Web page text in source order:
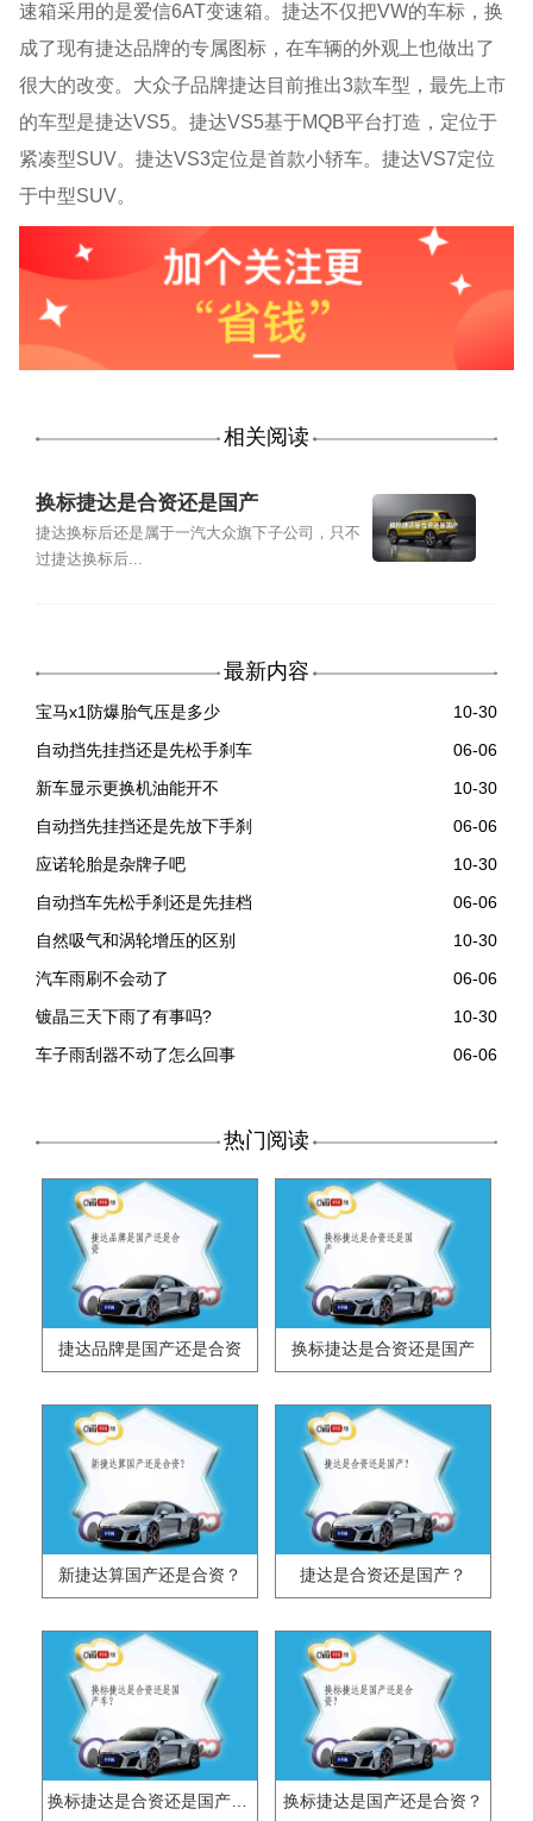
速箱采用的是爱信6AT变速箱。捷达不仅把VW的车标，换
成了现有捷达品牌的专属图标，在车辆的外观上也做出了
很大的改变。大众子品牌捷达目前推出3款车型，最先上市
的车型是捷达VS5。捷达VS5基于MQB平台打造，定位于
紧凑型SUV。捷达VS3定位是首款小轿车。捷达VS7定位
于中型SUV。
相关阅读
换标捷达是合资还是国产
捷达换标后还是属于一汽大众旗下子公司，只不
过捷达换标后...
最新内容
宝马x1防爆胎气压是多少
10-30
自动挡先挂挡还是先松手刹车
06-06
新车显示更换机油能开不
10-30
自动挡先挂挡还是先放下手刹
06-06
应诺轮胎是杂牌子吧
10-30
自动挡车先松手刹还是先挂档
06-06
自然吸气和涡轮增压的区别
10-30
汽车雨刷不会动了
06-06
镀晶三天下雨了有事吗?
10-30
车子雨刮器不动了怎么回事
06-06
热门阅读
捷达品牌是国产还是合资 换标捷达是合资还是国产
新捷达算国产还是合资？ 捷达是合资还是国产？
换标捷达是合资还是国产车？ 换标捷达是国产还是合资？